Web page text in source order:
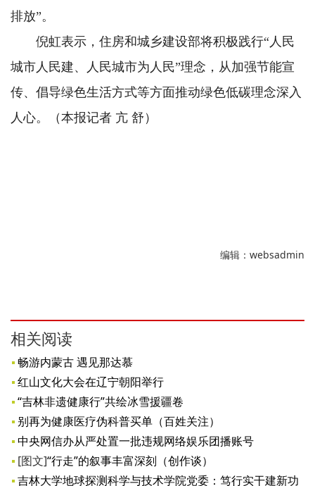
排放”。
倪虹表示，住房和城乡建设部将积极践行“人民
城市人民建、人民城市为人民”理念，从加强节能宣
传、倡导绿色生活方式等方面推动绿色低碳理念深入
人心。（本报记者 亢 舒）
编辑：websadmin
相关阅读
畅游内蒙古 遇见那达慕
红山文化大会在辽宁朝阳举行
​“吉林非遗健康行”共绘冰雪援疆卷
别再为健康医疗伪科普买单（百姓关注）
中央网信办从严处置一批违规网络娱乐团播账号
[图文]“行走”的叙事丰富深刻（创作谈）
吉林大学地球探测科学与技术学院党委：笃行实干建新功